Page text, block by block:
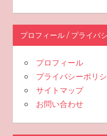
プロフィール / プライバ
プロフィール
プライバシーポリ
サイトマップ
お問い合わせ